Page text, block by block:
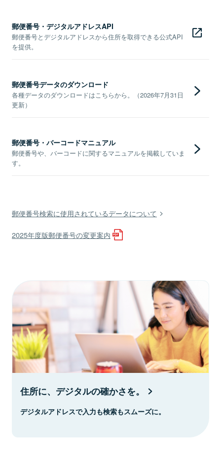
郵便番号・デジタルアドレスAPI
郵便番号とデジタルアドレスから住所を取得できる公式API
を提供。
郵便番号データのダウンロード
各種データのダウンロードはこちらから。（2026年7月31日
更新）
郵便番号・バーコードマニュアル
郵便番号や、バーコードに関するマニュアルを掲載していま
す。
郵便番号検索に使用されているデータについて
2025年度版郵便番号の変更案内
住所に、デジタルの確かさを。
デジタルアドレスで入力も検索もスムーズに。